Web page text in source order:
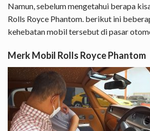
Namun, sebelum mengetahui berapa
Rolls Royce Phantom. berikut ini
kehebatan mobil tersebut di pasar
Merk Mobil Rolls Royce Phantom